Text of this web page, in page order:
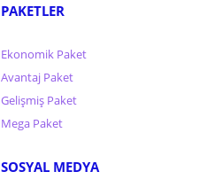
PAKETLER
Ekonomik Paket
Avantaj Paket
Gelişmiş Paket
Mega Paket
SOSYAL MEDYA